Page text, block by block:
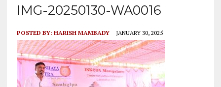
IMG-20250130-WA0016
POSTED BY: HARISH MAMBADY JANUARY 30, 2025